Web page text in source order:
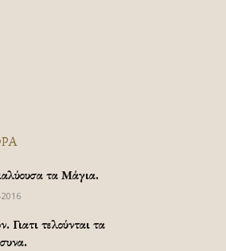
τα Μάγια.
τελούνται τα